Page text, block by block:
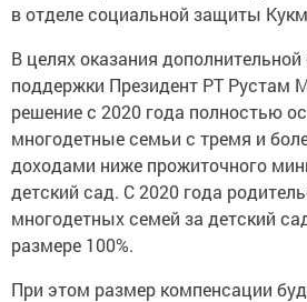
в отделе социальной защиты
В целях оказания
поддержки Президент РТ Рустам
решение с 2020 года полностью
многодетные семьи с тремя и
доходами ниже прожиточного
детский сад. С 2020 года
многодетных семей за детский
размере 100%.
При этом размер компенсации